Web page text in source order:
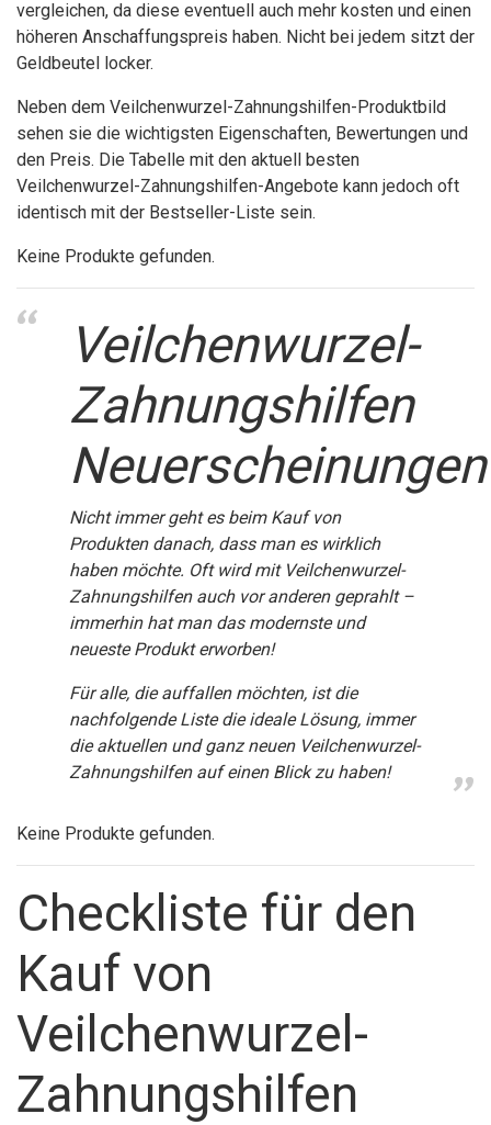
vergleichen, da diese eventuell auch mehr kosten und einen
höheren Anschaffungspreis haben. Nicht bei jedem sitzt der
Geldbeutel locker.
Neben dem Veilchenwurzel-Zahnungshilfen-Produktbild
sehen sie die wichtigsten Eigenschaften, Bewertungen und
den Preis. Die Tabelle mit den aktuell besten
Veilchenwurzel-Zahnungshilfen-Angebote kann jedoch oft
identisch mit der Bestseller-Liste sein.
Keine Produkte gefunden.
Veilchenwurzel-
Zahnungshilfen
Neuerscheinungen
Nicht immer geht es beim Kauf von
Produkten danach, dass man es wirklich
haben möchte. Oft wird mit Veilchenwurzel-
Zahnungshilfen auch vor anderen geprahlt –
immerhin hat man das modernste und
neueste Produkt erworben!
Für alle, die auffallen möchten, ist die
nachfolgende Liste die ideale Lösung, immer
die aktuellen und ganz neuen Veilchenwurzel-
Zahnungshilfen auf einen Blick zu haben!
Keine Produkte gefunden.
Checkliste für den
Kauf von
Veilchenwurzel-
Zahnungshilfen